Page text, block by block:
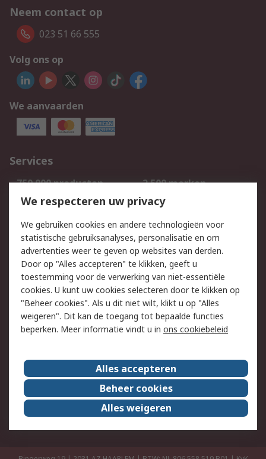
Neem contact op
023 51 66 555
Volg ons op
We aanvaarden
Services
750.000 producten
2.500 merken
Bestellen
Inkoopoplossingen
Track & Trace
Wettelijk
Cookiebeleid
Email veiligheid
Privacybeleid
Websitevoorwaarden
Algemene
verkoopvoorwaarden
Over RS
RS Group
Over ons
RS wereldwijd
Werken bij RS
ESG
We respecteren uw privacy
We gebruiken cookies en andere technologieën voor
statistische gebruiksanalyses, personalisatie en om
advertenties weer te geven op websites van derden.
Door op "Alles accepteren" te klikken, geeft u
toestemming voor de verwerking van niet-essentiële
cookies. U kunt uw cookies selecteren door te klikken op
"Beheer cookies". Als u dit niet wilt, klikt u op "Alles
weigeren". Dit kan de toegang tot bepaalde functies
beperken. Meer informatie vindt u in ons cookiebeleid
Alles accepteren
Beheer cookies
Alles weigeren